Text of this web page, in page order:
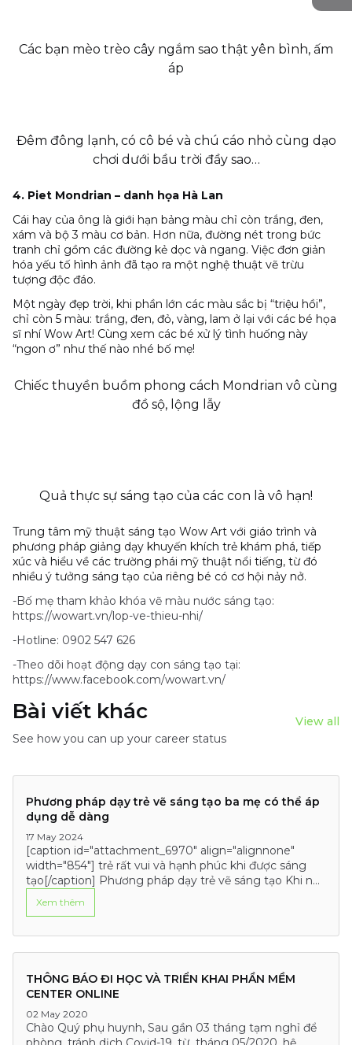
Các bạn mèo trèo cây ngắm sao thật yên bình, ấm
áp
Đêm đông lạnh, có cô bé và chú cáo nhỏ cùng dạo
chơi dưới bầu trời đầy sao…
4. Piet Mondrian – danh họa Hà Lan
Cái hay của ông là giới hạn bảng màu chỉ còn trắng, đen,
xám và bộ 3 màu cơ bản. Hơn nữa, đường nét trong bức
tranh chỉ gồm các đường kẻ dọc và ngang. Việc đơn giản
hóa yếu tố hình ảnh đã tạo ra một nghệ thuật vẽ trừu
tượng độc đáo.
Một ngày đẹp trời, khi phần lớn các màu sắc bị “triệu hồi”,
chỉ còn 5 màu: trắng, đen, đỏ, vàng, lam ở lại với các bé họa
sĩ nhí Wow Art! Cùng xem các bé xử lý tình huống này
“ngon ơ” như thế nào nhé bố mẹ!
Chiếc thuyền buồm phong cách Mondrian vô cùng
đồ sộ, lộng lẫy
Quả thực sự sáng tạo của các con là vô hạn!
Trung tâm mỹ thuật sáng tạo Wow Art với giáo trình và
phương pháp giảng dạy khuyến khích trẻ khám phá, tiếp
xúc và hiểu về các trường phái mỹ thuật nổi tiếng, từ đó
nhiều ý tưởng sáng tạo của riêng bé có cơ hội nảy nở.
-Bố mẹ tham khảo khóa vẽ màu nước sáng tạo:
https://wowart.vn/lop-ve-thieu-nhi/
-Hotline: 0902 547 626
-Theo dõi hoạt động dạy con sáng tạo tại:
https://www.facebook.com/wowart.vn/
Bài viết khác
See how you can up your career status
View all
Phương pháp dạy trẻ vẽ sáng tạo ba mẹ có thể áp
dụng dễ dàng
17 May 2024
[caption id="attachment_6970" align="alignnone"
width="854"] trẻ rất vui và hạnh phúc khi được sáng
tạo[/caption] Phương pháp dạy trẻ vẽ sáng tạo Khi nói
Xem thêm
THÔNG BÁO ĐI HỌC VÀ TRIỂN KHAI PHẦN MỀM
CENTER ONLINE
02 May 2020
Chào Quý phụ huynh, Sau gần 03 tháng tạm nghỉ để